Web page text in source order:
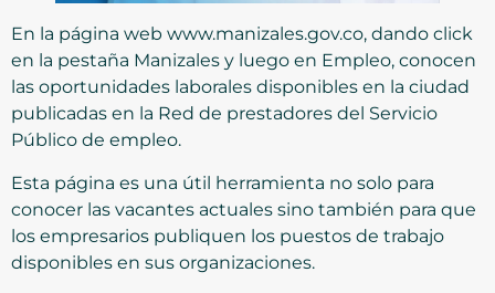
En la página web www.manizales.gov.co, dando click
en la pestaña Manizales y luego en Empleo, conocen
las oportunidades laborales disponibles en la ciudad
publicadas en la Red de prestadores del Servicio
Público de empleo.
Esta página es una útil herramienta no solo para
conocer las vacantes actuales sino también para que
los empresarios publiquen los puestos de trabajo
disponibles en sus organizaciones.